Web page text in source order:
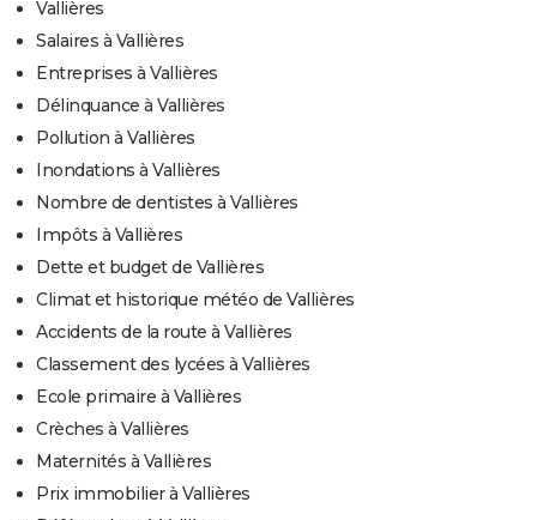
Vallières
Salaires à Vallières
Entreprises à Vallières
Délinquance à Vallières
Pollution à Vallières
Inondations à Vallières
Nombre de dentistes à Vallières
Impôts à Vallières
Dette et budget de Vallières
Climat et historique météo de Vallières
Accidents de la route à Vallières
Classement des lycées à Vallières
Ecole primaire à Vallières
Crèches à Vallières
Maternités à Vallières
Prix immobilier à Vallières